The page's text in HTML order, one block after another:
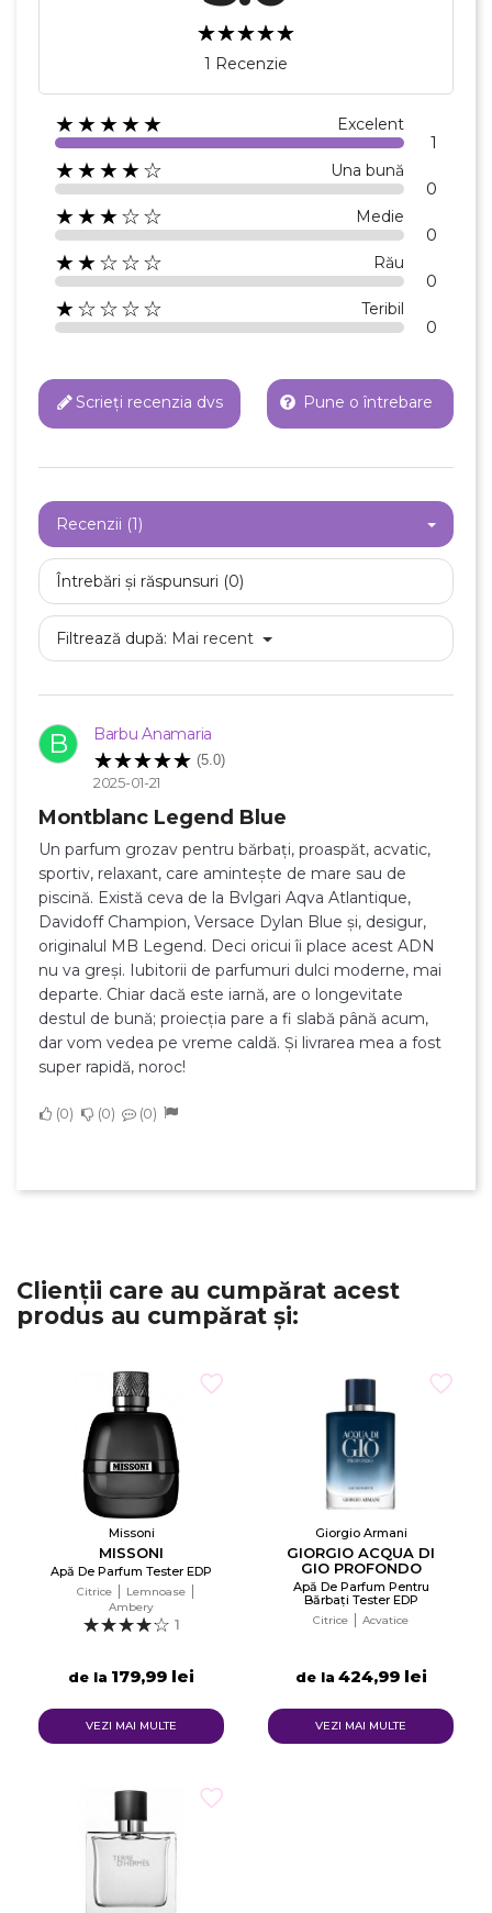
1 Recenzie
★★★★★ Excelent
1
★★★★☆ Una bună
0
★★★☆☆ Medie
0
★★☆☆☆ Rău
0
★☆☆☆☆ Teribil
0
Scrieți recenzia dvs Pune o întrebare
Recenzii (1)
Întrebări și răspunsuri (0)
Filtrează după: Mai recent
B Barbu Anamaria
(5.0)
2025-01-21
Montblanc Legend Blue
Un parfum grozav pentru bărbați, proaspăt, acvatic,
sportiv, relaxant, care amintește de mare sau de
piscină. Există ceva de la Bvlgari Aqva Atlantique,
Davidoff Champion, Versace Dylan Blue și, desigur,
originalul MB Legend. Deci oricui îi place acest ADN
nu va greși. Iubitorii de parfumuri dulci moderne, mai
departe. Chiar dacă este iarnă, are o longevitate
destul de bună; proiecția pare a fi slabă până acum,
dar vom vedea pe vreme caldă. Și livrarea mea a fost
super rapidă, noroc!
0 0 0
Clienții care au cumpărat acest
produs au cumpărat și:
Missoni
MISSONI
Apă De Parfum Tester EDP
Citrice
Lemnoase
Ambery
1
de la 179,99 lei
VEZI MAI MULTE
Giorgio Armani
GIORGIO ACQUA DI
GIO PROFONDO
Apă De Parfum Pentru
Bărbați Tester EDP
Citrice Acvatice
de la 424,99 lei
VEZI MAI MULTE